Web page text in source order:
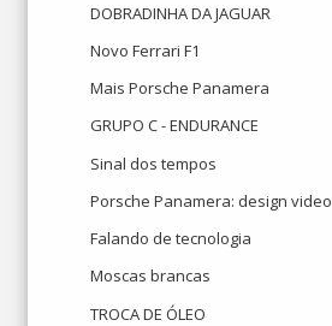
DOBRADINHA DA JAGUAR
Novo Ferrari F1
Mais Porsche Panamera
GRUPO C - ENDURANCE
Sinal dos tempos
Porsche Panamera: design video
Falando de tecnologia
Moscas brancas
TROCA DE ÓLEO